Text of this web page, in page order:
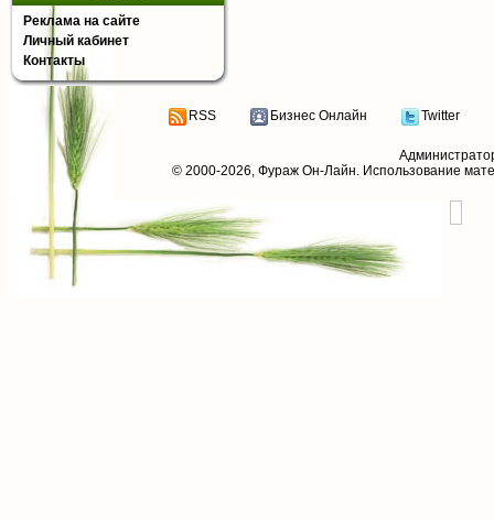
Реклама на сайте
Личный кабинет
Контакты
RSS Бизнес Онлайн Twitter
© 2000-2026, Фураж Он-Лайн. Использование